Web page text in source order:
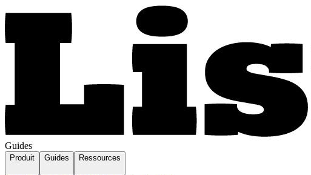
Guides
Produit Guides Ressources